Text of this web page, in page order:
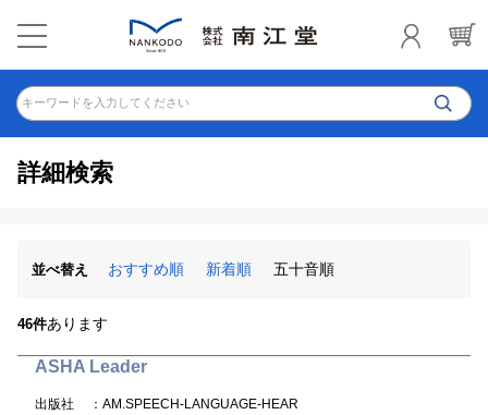
キーワードを入力してください
詳細検索
並べ替え おすすめ順 新着順 五十音順
46件あります
ASHA Leader
出版社 ：AM.SPEECH-LANGUAGE-HEAR